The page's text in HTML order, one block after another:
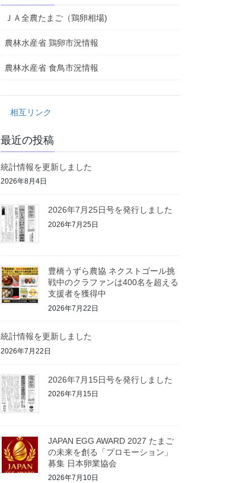
ＪＡ全農たまご（鶏卵相場)
農林水産省 鶏卵市況情報
農林水産省 食鳥市況情報
相互リンク
最近の投稿
統計情報を更新しました
2026年8月4日
2026年7月25日号を発行しました
2026年7月25日
豊橋うずら農協 ネクストゴール挑
戦中のクラファンは400名を超える
支援者を獲得中
2026年7月22日
統計情報を更新しました
2026年7月22日
2026年7月15日号を発行しました
2026年7月15日
JAPAN EGG AWARD 2027 たまご
の未来を創る「プロモーション」
募集 日本卵業協会
2026年7月10日